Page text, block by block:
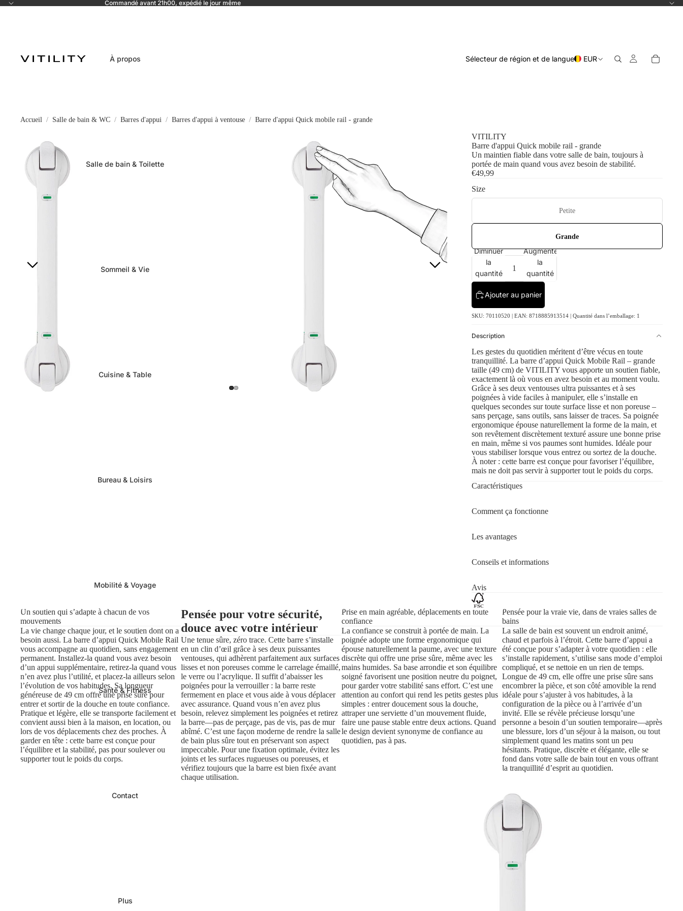
Commandé avant 21h00, expédié le jour même
À propos
Salle de bain & Toilette
Sommeil & Vie
Cuisine & Table
Bureau & Loisirs
Mobilité & Voyage
Santé & Fitness
Contact
Plus
Sélecteur de région et de langue EUR
Accueil Salle de bain & WC Barres d'appui Barres d'appui à ventouse Barre d'appui Quick mobile rail - grande
VITILITY
Barre d'appui Quick mobile rail - grande
Un maintien fiable dans votre salle de bain, toujours à
portée de main quand vous avez besoin de stabilité.
€49,99
Size
Petite
Grande
Diminuer
la
quantité
Augmenter
la
quantité
Ajouter au panier
SKU: 70110520 | EAN: 8718885913514 | Quantité dans l’emballage: 1
Description
Les gestes du quotidien méritent d’être vécus en toute
tranquillité. La barre d’appui Quick Mobile Rail – grande
taille (49 cm) de VITILITY vous apporte un soutien fiable,
exactement là où vous en avez besoin et au moment voulu.
Grâce à ses deux ventouses ultra puissantes et à ses
poignées à vide faciles à manipuler, elle s’installe en
quelques secondes sur toute surface lisse et non poreuse –
sans perçage, sans outils, sans laisser de traces. Sa poignée
ergonomique épouse naturellement la forme de la main, et
son revêtement discrètement texturé assure une bonne prise
en main, même si vos paumes sont humides. Idéale pour
vous stabiliser lorsque vous entrez ou sortez de la douche.
À noter : cette barre est conçue pour favoriser l’équilibre,
mais ne doit pas servir à supporter tout le poids du corps.
Caractéristiques
Comment ça fonctionne
Les avantages
Conseils et informations
Avis
Un soutien qui s’adapte à chacun de vos
mouvements
La vie change chaque jour, et le soutien dont on a
besoin aussi. La barre d’appui Quick Mobile Rail
vous accompagne au quotidien, sans engagement
permanent. Installez-la quand vous avez besoin
d’un appui supplémentaire, retirez-la quand vous
n’en avez plus l’utilité, et placez-la ailleurs selon
l’évolution de vos habitudes. Sa longueur
généreuse de 49 cm offre une prise sûre pour
entrer et sortir de la douche en toute confiance.
Pratique et légère, elle se transporte facilement et
convient aussi bien à la maison, en location, ou
lors de vos déplacements chez des proches. À
garder en tête : cette barre est conçue pour
l’équilibre et la stabilité, pas pour soulever ou
supporter tout le poids du corps.
Pensée pour votre sécurité,
douce avec votre intérieur
Une tenue sûre, zéro trace. Cette barre s’installe
en un clin d’œil grâce à ses deux puissantes
ventouses, qui adhèrent parfaitement aux surfaces
lisses et non poreuses comme le carrelage émaillé,
le verre ou l’acrylique. Il suffit d’abaisser les
poignées pour la verrouiller : la barre reste
fermement en place et vous aide à vous déplacer
avec assurance. Quand vous n’en avez plus
besoin, relevez simplement les poignées et retirez
la barre—pas de perçage, pas de vis, pas de mur
abîmé. C’est une façon moderne de rendre la salle
de bain plus sûre tout en préservant son aspect
impeccable. Pour une fixation optimale, évitez les
joints et les surfaces rugueuses ou poreuses, et
vérifiez toujours que la barre est bien fixée avant
chaque utilisation.
Prise en main agréable, déplacements en toute
confiance
La confiance se construit à portée de main. La
poignée adopte une forme ergonomique qui
épouse naturellement la paume, avec une texture
discrète qui offre une prise sûre, même avec les
mains humides. Sa base arrondie et son équilibre
soigné favorisent une position neutre du poignet,
pour garder votre stabilité sans effort. C’est une
attention au confort qui rend les petits gestes plus
simples : entrer doucement sous la douche,
attraper une serviette d’un mouvement fluide,
faire une pause stable entre deux actions. Quand
le design devient synonyme de confiance au
quotidien, pas à pas.
Pensée pour la vraie vie, dans de vraies salles de
bains
La salle de bain est souvent un endroit animé,
chaud et parfois à l’étroit. Cette barre d’appui a
été conçue pour s’adapter à votre quotidien : elle
s’installe rapidement, s’utilise sans mode d’emploi
compliqué, et se nettoie en un rien de temps.
Longue de 49 cm, elle offre une prise sûre sans
encombrer la pièce, et son côté amovible la rend
idéale pour s’ajuster à vos habitudes, à la
configuration de la pièce ou à l’arrivée d’un
invité. Elle se révèle précieuse lorsqu’une
personne a besoin d’un soutien temporaire—après
une blessure, lors d’un séjour à la maison, ou tout
simplement quand les matins sont un peu
hésitants. Pratique, discrète et élégante, elle se
fond dans votre salle de bain tout en vous offrant
la tranquillité d’esprit au quotidien.